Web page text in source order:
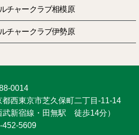
チャークラブ相模原
チャークラブ伊勢原
0014
都西東京市芝久保町二丁目-11-14
武新宿線・田無駅 徒歩14分）
452-5609